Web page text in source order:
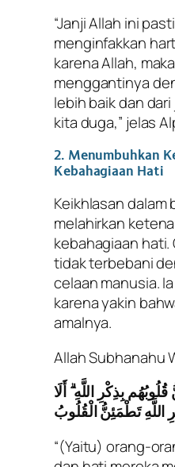
“Janji Allah ini
menginfakkan
karena Allah,
menggantinya
lebih baik dan
kita duga,” jelas
2. Menumbuhkan
Kebahagiaan Hati
Keikhlasan dalam
melahirkan
kebahagiaan hati.
tidak terbebani
celaan manusia.
karena yakin
amalnya.
Allah Subhanahu
بِذِكْرِ اللَّهِ ۗ أَلَا
اللَّهِ تَطْمَئِنُّ الْقُلُوبُ
“(Yaitu) orang-